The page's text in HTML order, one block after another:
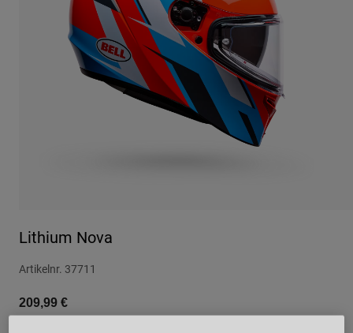
Adventure
Retro
Urban
BMX
Lithium Nova
Artikelnr. 37711
209,99 €